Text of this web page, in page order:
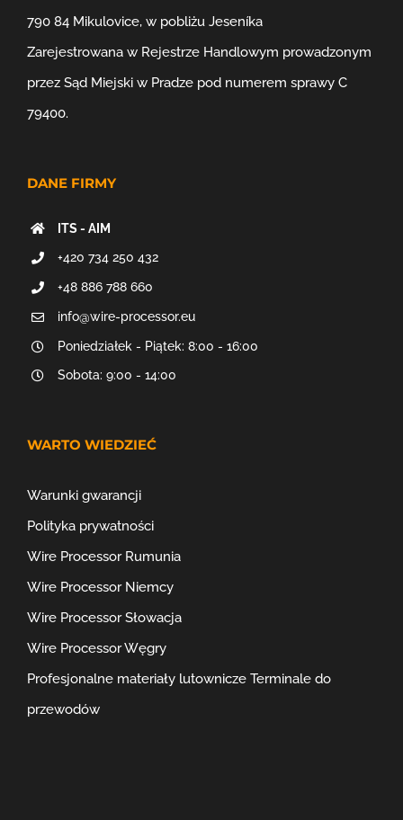
790 84 Mikulovice, w pobliżu Jeseníka
Zarejestrowana w Rejestrze Handlowym prowadzonym
przez Sąd Miejski w Pradze pod numerem sprawy C
79400.
DANE FIRMY
ITS - AIM
+420 734 250 432
+48 886 788 660
info@wire-processor.eu
Poniedziałek - Piątek: 8:00 - 16:00
Sobota: 9:00 - 14:00
WARTO WIEDZIEĆ
Warunki gwarancji
Polityka prywatności
Wire Processor Rumunia
Wire Processor Niemcy
Wire Processor Słowacja
Wire Processor Węgry
Profesjonalne materiały lutownicze Terminale do
przewodów